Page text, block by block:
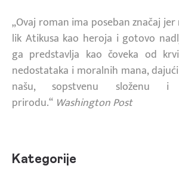
„Ovaj roman ima poseban značaj
lik Atikusa kao heroja i gotovo
ga predstavlja kao čoveka od
nedostataka i moralnih mana,
našu, sopstvenu složenu i
prirodu.“ Washington Post
Kategorije